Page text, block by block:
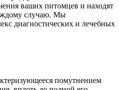
ваших питомцев и находят
случаю. Мы
диагностических и лечебных
помутнением